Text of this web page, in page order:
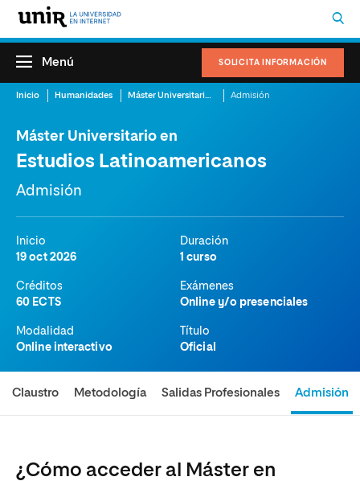
SOLICITA INFORMACIÓN
Menú
Inicio Humanidades Máster Universitario en Estudios Latinoamericanos Admisión
Máster Universitario en
Estudios Latinoamericanos
Admisión
Inicio
19 oct 2026
Duración
1 curso
Créditos
60 ECTS
Exámenes
Online y/o presenciales
Modalidad
Online interactivo
Título
Oficial
Claustro Metodología Salidas Profesionales Admisión
¿Cómo acceder al Máster en